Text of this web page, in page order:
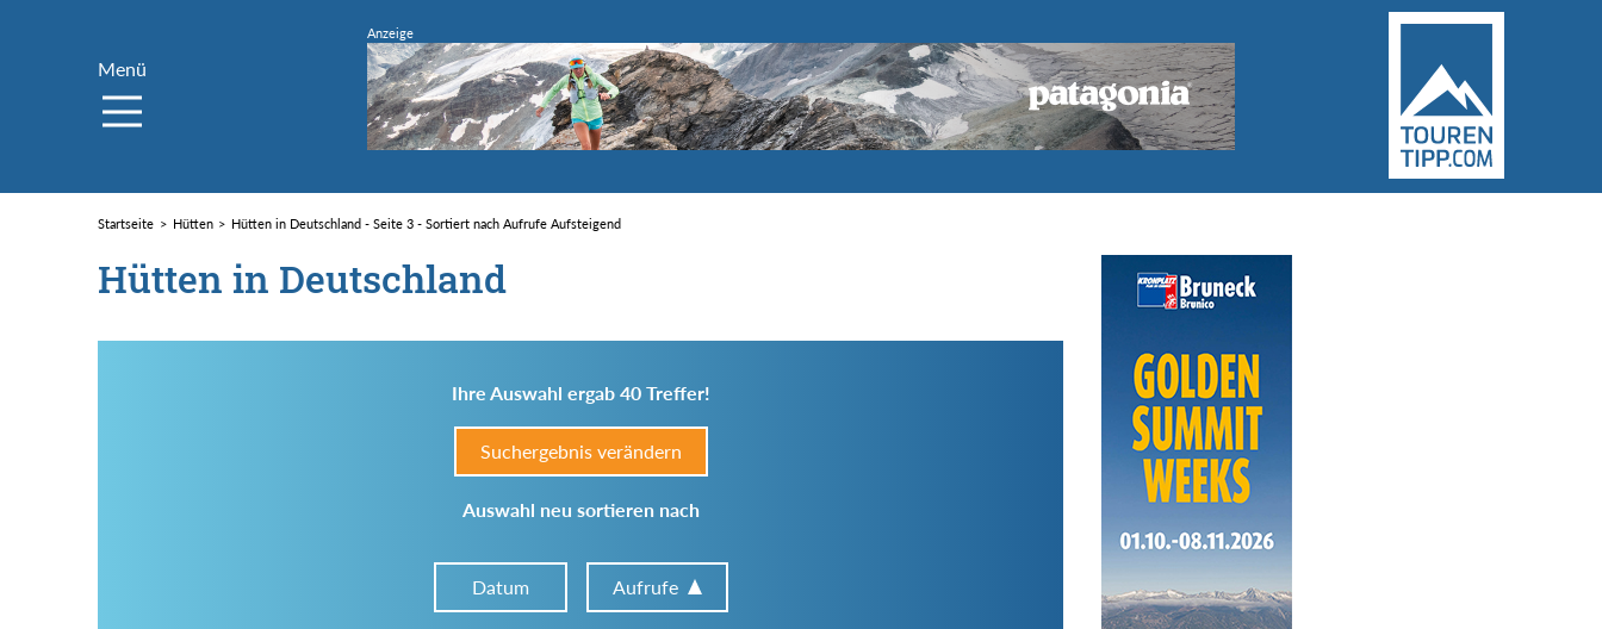
Menü
Startseite Hütten Hütten in Deutschland - Seite 3 - Sortiert nach Aufrufe Aufsteigend
Hütten in Deutschland
Ihre Auswahl ergab 40 Treffer!
Suchergebnis verändern
Auswahl neu sortieren nach
Datum Aufrufe